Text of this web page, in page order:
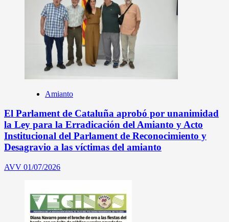
Amianto
El Parlament de Cataluña aprobó por unanimidad
la Ley para la Erradicación del Amianto y Acto
Institucional del Parlament de Reconocimiento y
Desagravio a las víctimas del amianto
AVV 01/07/2026